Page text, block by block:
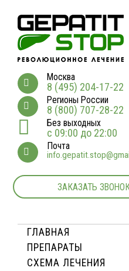
Москва
8 (495) 204-17-22
Регионы России
8 (800) 707-28-22
Без выходных
с 09:00 до 22:00
Почта
ЗАКАЗАТЬ
ГЛАВНАЯ
ПРЕПАРАТЫ
СХЕМА ЛЕЧЕНИЯ